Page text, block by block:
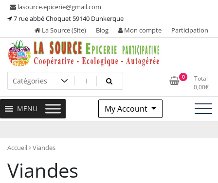
Skip lasource.epicerie@gmail.com
7 rue abbé Choquet 59140 Dunkerque
La Source (Site)
Blog Mon compte Participation
La Source – Epicerie
Participative
Ou tous les adhérents sont propriétaires et participent à la
maintenance de leur épicerie!
0
Total
0,00€
MENU My Account
Accueil Viandes
Viandes